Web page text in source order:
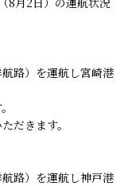
路）を運航し宮崎港
だきます。
路）を運航し神戸港